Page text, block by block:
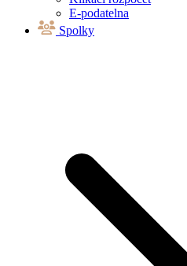
E-podatelna
Spolky